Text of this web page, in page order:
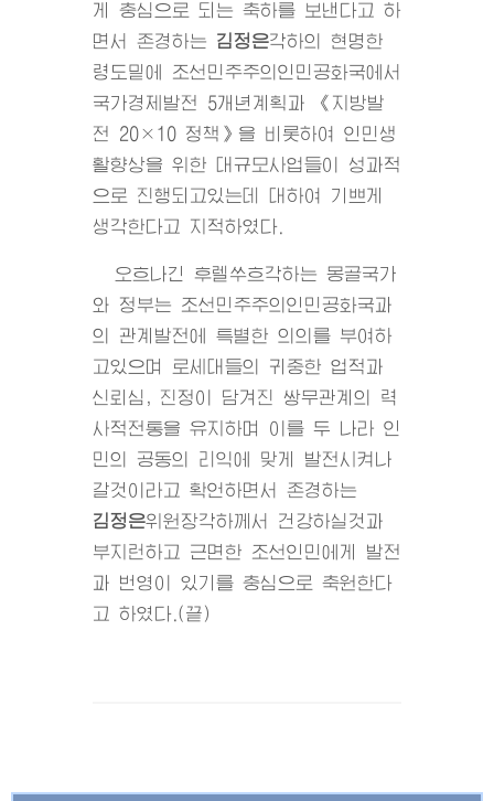
게 충심으로 되는 축하를 보낸다고 하
면서 존경하는 김정은각하의 현명한
령도밑에 조선민주주의인민공화국에서
국가경제발전 5개년계획과 《지방발
전 20×10 정책》을 비롯하여 인민생
활향상을 위한 대규모사업들이 성과적
으로 진행되고있는데 대하여 기쁘게
생각한다고 지적하였다.
오흐나긴 후렐쑤흐각하는 몽골국가
와 정부는 조선민주주의인민공화국과
의 관계발전에 특별한 의의를 부여하
고있으며 로세대들의 귀중한 업적과
신뢰심, 진정이 담겨진 쌍무관계의 력
사적전통을 유지하며 이를 두 나라 인
민의 공동의 리익에 맞게 발전시켜나
갈것이라고 확언하면서 존경하는
김정은위원장각하께서 건강하실것과
부지런하고 근면한 조선인민에게 발전
과 번영이 있기를 충심으로 축원한다
고 하였다.(끝)